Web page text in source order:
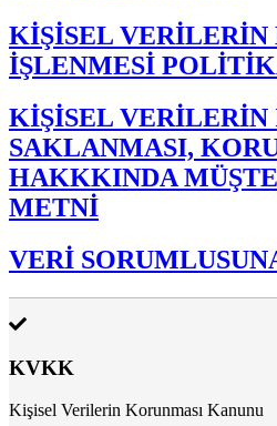
KİŞİSEL VERİLERİN
İŞLENMESİ
KİŞİSEL VERİLERİN
SAKLANMASI,
HAKKKINDA
METNİ
VERİ
KVKK
Kişisel Verilerin Korunması Kanunu